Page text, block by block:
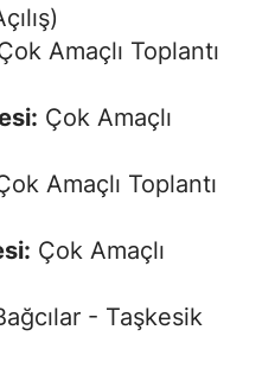
Amaçlı Toplantı
Çok Amaçlı
Amaçlı Toplantı
Çok Amaçlı
- Taşkesik